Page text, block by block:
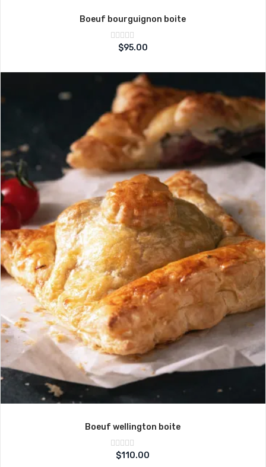
Boeuf bourguignon boite
Note
sur
$95.00
Boeuf wellington boite
Note
sur
$110.00